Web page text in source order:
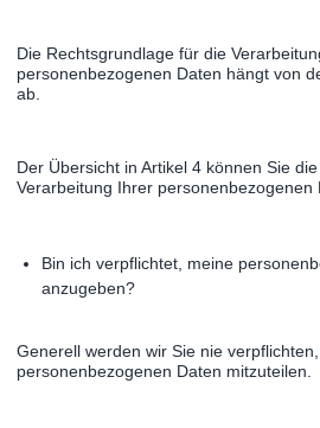
Die Rechtsgrundlage für die
personenbezogenen Daten hängt von
ab.
Der Übersicht in Artikel 4 können Sie
Verarbeitung Ihrer personenbezogenen
Bin ich verpflichtet, meine
anzugeben?
Generell werden wir Sie nie
personenbezogenen Daten mitzuteilen.